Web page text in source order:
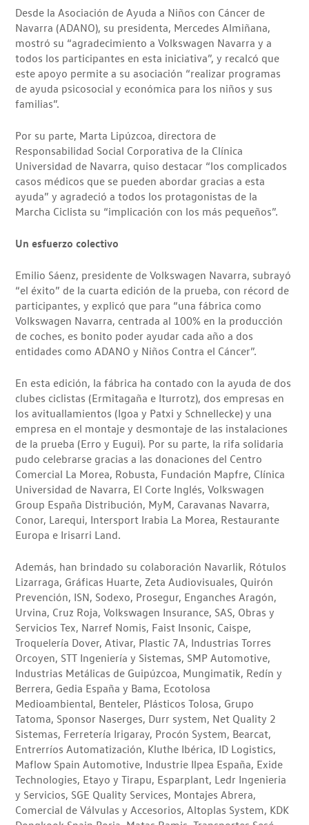
Desde la Asociación de Ayuda a Niños con Cáncer de
Navarra (ADANO), su presidenta, Mercedes Almiñana,
mostró su “agradecimiento a Volkswagen Navarra y a
todos los participantes en esta iniciativa”, y recalcó que
este apoyo permite a su asociación “realizar programas
de ayuda psicosocial y económica para los niños y sus
familias”.
Por su parte, Marta Lipúzcoa, directora de
Responsabilidad Social Corporativa de la Clínica
Universidad de Navarra, quiso destacar “los complicados
casos médicos que se pueden abordar gracias a esta
ayuda” y agradeció a todos los protagonistas de la
Marcha Ciclista su “implicación con los más pequeños”.
Un esfuerzo colectivo
Emilio Sáenz, presidente de Volkswagen Navarra, subrayó
“el éxito” de la cuarta edición de la prueba, con récord de
participantes, y explicó que para “una fábrica como
Volkswagen Navarra, centrada al 100% en la producción
de coches, es bonito poder ayudar cada año a dos
entidades como ADANO y Niños Contra el Cáncer”.
En esta edición, la fábrica ha contado con la ayuda de dos
clubes ciclistas (Ermitagaña e Iturrotz), dos empresas en
los avituallamientos (Igoa y Patxi y Schnellecke) y una
empresa en el montaje y desmontaje de las instalaciones
de la prueba (Erro y Eugui). Por su parte, la rifa solidaria
pudo celebrarse gracias a las donaciones del Centro
Comercial La Morea, Robusta, Fundación Mapfre, Clínica
Universidad de Navarra, El Corte Inglés, Volkswagen
Group España Distribución, MyM, Caravanas Navarra,
Conor, Larequi, Intersport Irabia La Morea, Restaurante
Europa e Irisarri Land.
Además, han brindado su colaboración Navarlik, Rótulos
Lizarraga, Gráficas Huarte, Zeta Audiovisuales, Quirón
Prevención, ISN, Sodexo, Prosegur, Enganches Aragón,
Urvina, Cruz Roja, Volkswagen Insurance, SAS, Obras y
Servicios Tex, Narref Nomis, Faist Insonic, Caispe,
Troquelería Dover, Ativar, Plastic 7A, Industrias Torres
Orcoyen, STT Ingeniería y Sistemas, SMP Automotive,
Industrias Metálicas de Guipúzcoa, Mungimatik, Redín y
Berrera, Gedia España y Bama, Ecotolosa
Medioambiental, Benteler, Plásticos Tolosa, Grupo
Tatoma, Sponsor Naserges, Durr system, Net Quality 2
Sistemas, Ferretería Irigaray, Procón System, Bearcat,
Entrerríos Automatización, Kluthe Ibérica, ID Logistics,
Maflow Spain Automotive, Industrie Ilpea España, Exide
Technologies, Etayo y Tirapu, Esparplant, Ledr Ingenieria
y Servicios, SGE Quality Services, Montajes Abrera,
Comercial de Válvulas y Accesorios, Altoplas System, KDK